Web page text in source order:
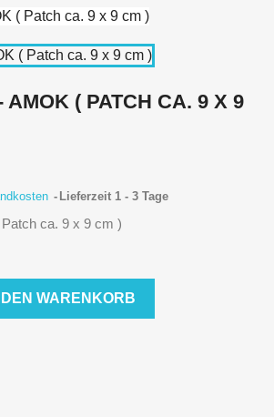
AMOK ( PATCH CA. 9 X 9
Lieferzeit 1 - 3 Tage
ca. 9 x 9 cm )
DEN WARENKORB